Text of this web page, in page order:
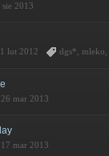
sie 2013
lut 2012 dgs* mleko
26 mar 2013
17 mar 2013